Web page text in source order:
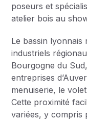
poseurs et
atelier bois au
Le bassin lyonnais
industriels
Bourgogne du
entreprises
menuiserie, le
Cette proximité
variées, y compris